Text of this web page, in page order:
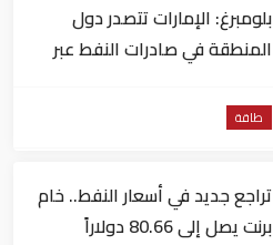
بلومبرغ: الإمارات تتصدر دول
المنطقة في صادرات النفط عبر
طاقة
تراجع جديد في أسعار النفط.. خام
برنت يصل إلى 80.66 دولاراً